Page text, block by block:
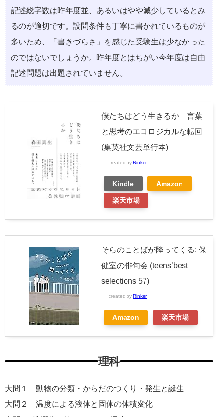
記述総字数は昨年度並、あるいはやや減少しているとみ
るのが適切です。設問条件も丁寧に書かれているものが
多いため、「書きづらさ」を感じた受験生は少なかった
のではないでしょうか。昨年度とはちがい今年度は自由
記述問題は出題されていません。
僕たちはどう生きるか 言葉
と思考のエコロジカルな転回
(集英社文芸単行本)
created by Rinker
Kindle Amazon
楽天市場
そらのことばが降ってくる: 保
健室の俳句会 (teens’best
selections 57)
created by Rinker
Amazon 楽天市場
理科
大問１ 動物の分類・からだのつくり・発生と誕生
大問２ 温度による液体と固体の体積変化